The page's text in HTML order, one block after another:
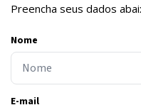
Preencha seus dados
Nome
E-mail